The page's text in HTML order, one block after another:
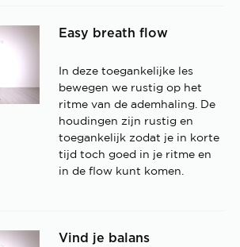
Easy breath flow
In deze toegankelijke les
bewegen we rustig op het
ritme van de ademhaling. De
houdingen zijn rustig en
toegankelijk zodat je in korte
tijd toch goed in je ritme en
in de flow kunt komen.
Vind je balans